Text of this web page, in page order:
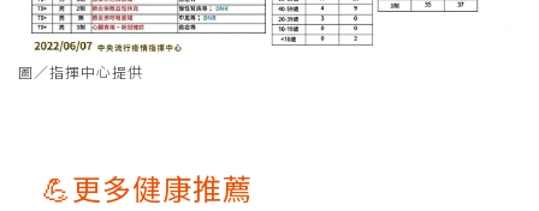
圖／指揮中心提供
💪更多健康推薦